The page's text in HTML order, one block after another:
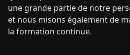
une grande partie de notre
et nous misons également de
la formation continue.